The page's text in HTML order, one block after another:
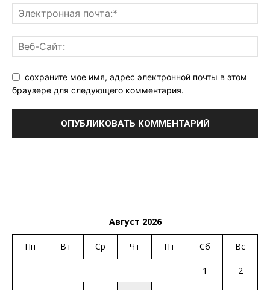
сохраните мое имя, адрес электронной почты в этом
браузере для следующего комментария.
Август 2026
Пн Вт Ср Чт Пт Сб Вс
1
2